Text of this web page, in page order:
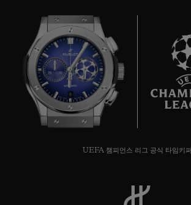
8
UEFA 챔피언스 리그 공식 타임키퍼